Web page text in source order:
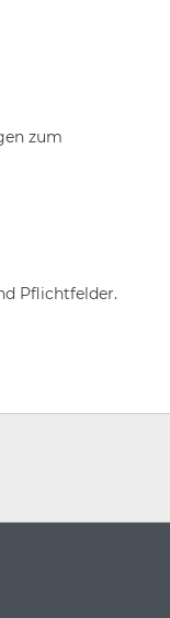
zum
Pflichtfelder.